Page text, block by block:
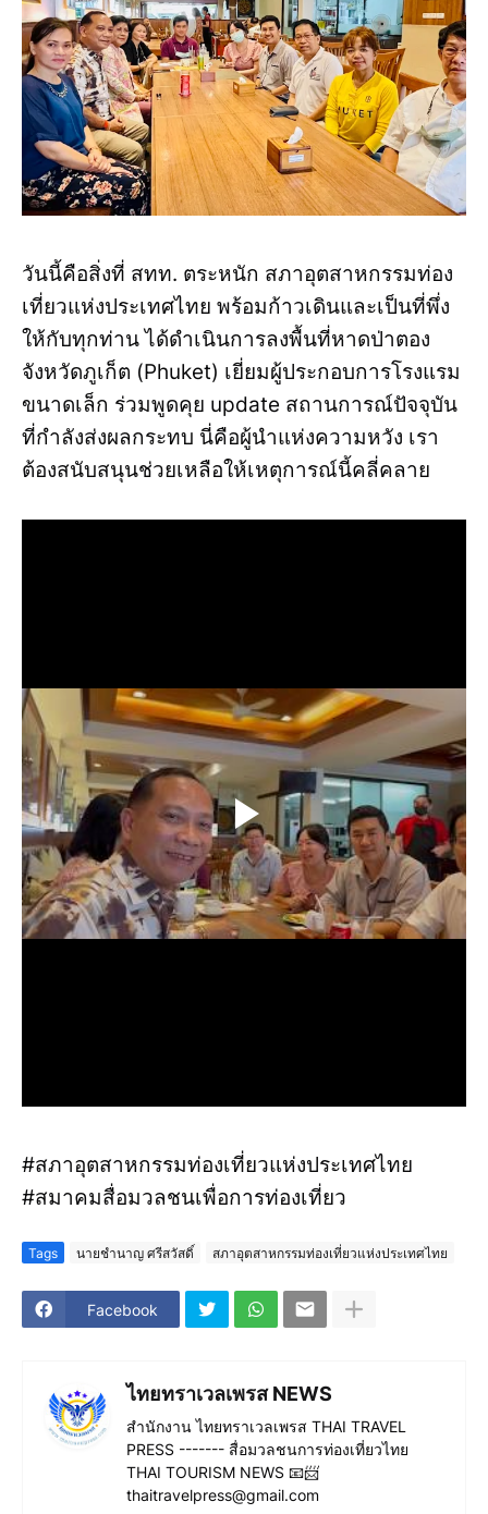
วันนี้คือสิ่งที่ สทท. ตระหนัก สภาอุตสาหกรรมท่อง
เที่ยวแห่งประเทศไทย พร้อมก้าวเดินและเป็นที่พึ่ง
ให้กับทุกท่าน ได้ดำเนินการลงพื้นที่หาดป่าตอง
จังหวัดภูเก็ต (Phuket) เยี่ยมผู้ประกอบการโรงแรม
ขนาดเล็ก ร่วมพูดคุย update สถานการณ์ปัจจุบัน
ที่กำลังส่งผลกระทบ นี่คือผู้นำแห่งความหวัง เรา
ต้องสนับสนุนช่วยเหลือให้เหตุการณ์นี้คลี่คลาย
#สภาอุตสาหกรรมท่องเที่ยวแห่งประเทศไทย
#สมาคมสื่อมวลชนเพื่อการท่องเที่ยว
Tags นายชำนาญ ศรีสวัสดิ์ สภาอุตสาหกรรมท่องเที่ยวแห่งประเทศไทย
Facebook
ไทยทราเวลเพรส NEWS
สำนักงาน ไทยทราเวลเพรส THAI TRAVEL
PRESS ------- สื่อมวลชนการท่องเที่ยวไทย
THAI TOURISM NEWS 📧📨
thaitravelpress@gmail.com